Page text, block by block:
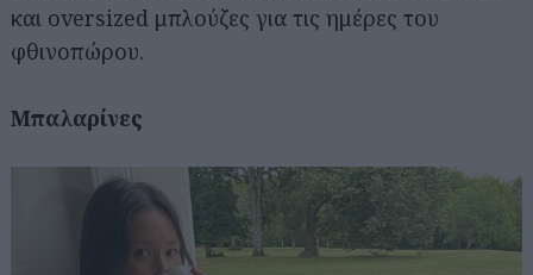
και oversized μπλούζες για τις ημέρες του
φθινοπώρου.
Μπαλαρίνες